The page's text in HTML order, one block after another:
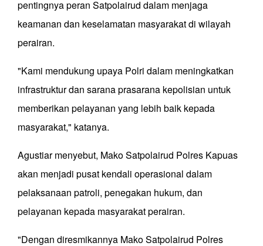
pentingnya peran Satpolairud dalam menjaga
keamanan dan keselamatan masyarakat di wilayah
perairan.
"Kami mendukung upaya Polri dalam meningkatkan
infrastruktur dan sarana prasarana kepolisian untuk
memberikan pelayanan yang lebih baik kepada
masyarakat," katanya.
Agustiar menyebut, Mako Satpolairud Polres Kapuas
akan menjadi pusat kendali operasional dalam
pelaksanaan patroli, penegakan hukum, dan
pelayanan kepada masyarakat perairan.
"Dengan diresmikannya Mako Satpolairud Polres